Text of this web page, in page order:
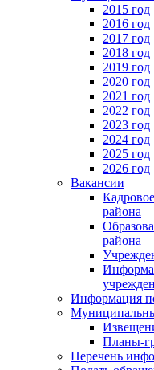
2015 год
2016 год
2017 год
2018 год
2019 год
2020 год
2021 год
2022 год
2023 год
2024 год
2025 год
2026 год
Вакансии
района
района
Информация
Планы-
Перечень